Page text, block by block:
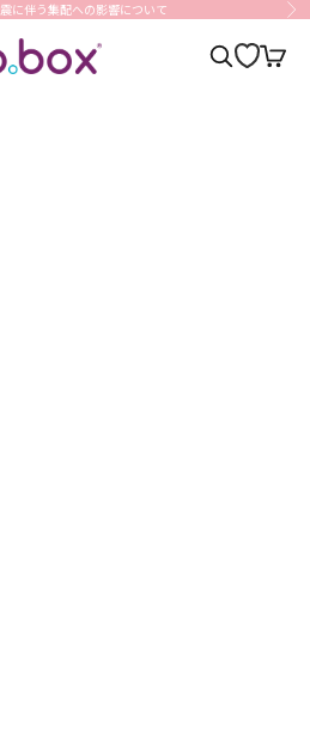
に伴う集配への影響について 次
Japan 検索を開く
カー